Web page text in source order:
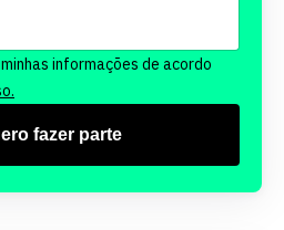
informações de acordo
fazer parte